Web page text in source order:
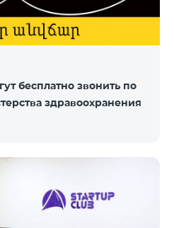
бесплатно звонить по
здравоохранения